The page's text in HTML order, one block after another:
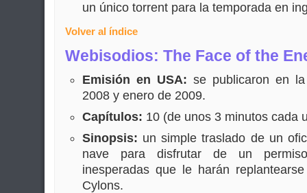
un único torrent para la temporada en
Volver al índice
Webisodios: The Face of the
Emisión en USA: se publicaron en
2008 y enero de 2009.
Capítulos: 10 (de unos 3 minutos cada
Sinopsis: un simple traslado de un
nave para disfrutar de un permiso
inesperadas que le harán
Cylons.